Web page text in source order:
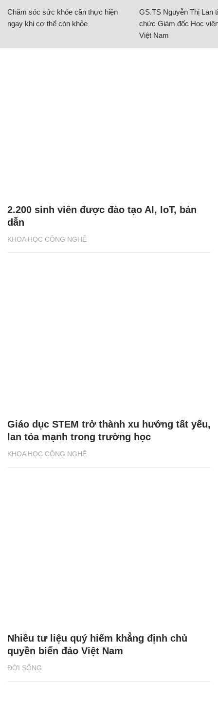
Chăm sóc sức khỏe cần thực hiện
ngay khi cơ thể còn khỏe
GS.TS Nguyễn Thị Lan
chức Giám đốc Học
Việt Nam
KHOA HỌC CÔNG NGHỆ
2.200 sinh viên được đào tạo AI, IoT, bán
dẫn
KHOA HỌC CÔNG NGHỆ
Giáo dục STEM trở thành xu hướng tất yếu,
lan tỏa mạnh trong trường học
ĐỜI SỐNG
Nhiều tư liệu quý hiếm khẳng định chủ
quyền biển đảo Việt Nam